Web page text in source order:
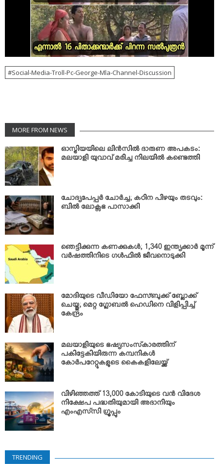
Social-Media-Troll-Pc-George-Mla-Channel-Discussion
MORE FROM NEWS
ഓസ്ട്രിയയിലെ ലിന്‍സില്‍ ദാരുണ അപകടം:
മലയാളി യുവാവ് മരിച്ച നിലയില്‍ കണ്ടെത്തി
ചോദ്യപേപ്പര്‍ ചോര്‍ച്ച; കഠിന പിഴയും തടവും:
ബില്‍ ലോക്സഭ പാസാക്കി
ഞെട്ടിക്കുന്ന കണക്കുകള്‍; 1,340 ഇന്ത്യക്കാര്‍ മൂന്ന്
വര്‍ഷത്തിനിടെ ഗള്‍ഫില്‍ ജീവനൊടുക്കി
മോദിയുടെ വീഡിയോ ഫേസ്ബുക്ക് ബ്ലോക്ക്
ചെയ്തു; മെറ്റ ഗ്ലോബല്‍ ഹെഡിനെ വിളിപ്പിച്ച്
കേന്ദ്രം
മലയാളിയുടെ ഭഷ്യസംസ്‌കാരത്തിന്
പകിട്ടേകിയിരുന്ന കമ്പനികള്‍
കോര്‍പറേറ്റുകളുടെ കൈകളിലേയ്ക്ക്
വിഴിഞ്ഞത്ത് 13,000 കോടിയുടെ വന്‍ വിദേശ
നിക്ഷേപ പദ്ധതിയുമായി അദാനിയും
എംഎസ്‌സി ഗ്രൂപ്പും
TRENDING